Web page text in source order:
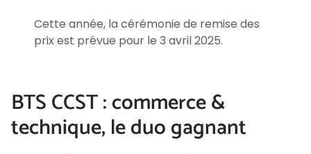
Cette année, la cérémonie de remise des
prix est prévue pour le 3 avril 2025.
BTS CCST : commerce &
technique, le duo gagnant